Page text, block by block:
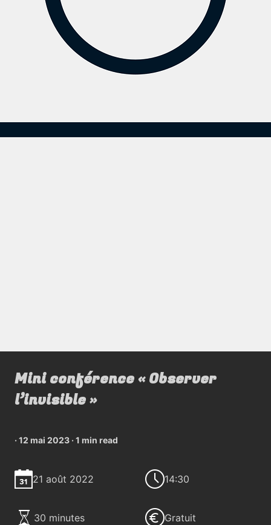
Mini conférence « Observer
l’invisible »
·12 mai 2023 ·1 min read
21 août 2022 14:30
30 minutes Gratuit